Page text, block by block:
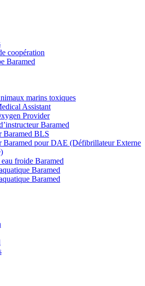
coopération
Baramed
marins toxiques
Assistant
Provider
Baramed
Baramed BLS
Baramed pour DAE (Défibrillateur Externe
froide Baramed
Baramed
Baramed